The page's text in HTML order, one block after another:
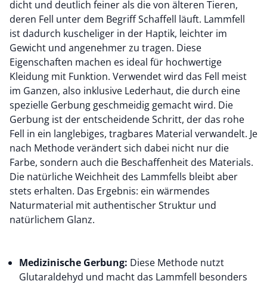
dicht und deutlich feiner als die von älteren Tieren,
deren Fell unter dem Begriff Schaffell läuft. Lammfell
ist dadurch kuscheliger in der Haptik, leichter im
Gewicht und angenehmer zu tragen. Diese
Eigenschaften machen es ideal für hochwertige
Kleidung mit Funktion. Verwendet wird das Fell meist
im Ganzen, also inklusive Lederhaut, die durch eine
spezielle Gerbung geschmeidig gemacht wird. Die
Gerbung ist der entscheidende Schritt, der das rohe
Fell in ein langlebiges, tragbares Material verwandelt. Je
nach Methode verändert sich dabei nicht nur die
Farbe, sondern auch die Beschaffenheit des Materials.
Die natürliche Weichheit des Lammfells bleibt aber
stets erhalten. Das Ergebnis: ein wärmendes
Naturmaterial mit authentischer Struktur und
natürlichem Glanz.
Medizinische Gerbung: Diese Methode nutzt
Glutaraldehyd und macht das Lammfell besonders